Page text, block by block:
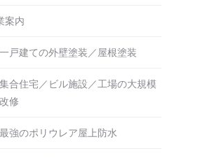
案内
一戸建ての外壁塗装／屋根塗装
集合住宅／ビル施設／工場の大規模
改修
最強のポリウレア屋上防水